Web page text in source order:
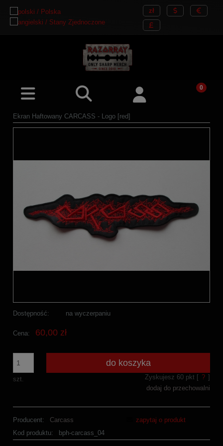
Ekran Haftowany CARCASS - Logo [red]
Dostępność: na wyczerpaniu
Cena: 60,00 zł
szt.
do koszyka
Zyskujesz 60pkt [ ? ]
dodaj do przechowalni
Producent:
Carcass
Kod produktu:
bph-carcass_04
zapytaj o produkt